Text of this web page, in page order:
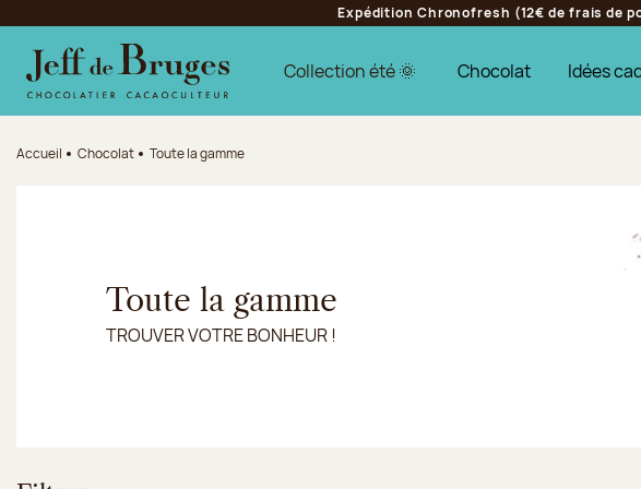
Aller au contenu principal
Aller au pied de page
Expédition Chronofresh (12€ de frais de
Collection été 🌞 Chocolat Idées
Accueil Chocolat Toute la gamme
Toute la gamme
TROUVER VOTRE BONHEUR !